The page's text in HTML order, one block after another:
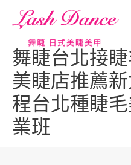
舞睫台北接
美睫店推薦
程台北種睫
業班